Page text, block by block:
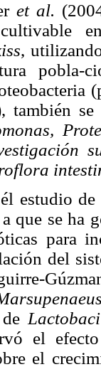
et al.
,
pobla-
también
estudio de
que se ha
para
del
el
el